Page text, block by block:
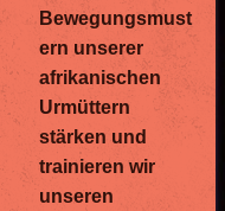
Bewegungsmust
ern unserer
afrikanischen
Urmüttern
stärken und
trainieren wir
unseren